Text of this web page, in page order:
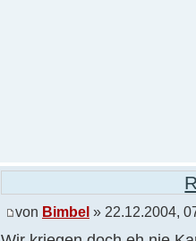
von Bimbel » 22.12.2004,